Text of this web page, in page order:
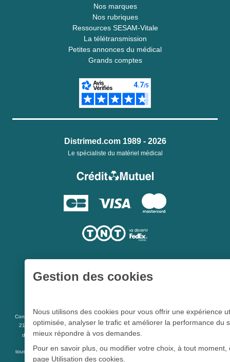
Nos marques
Nos rubriques
Ressources SESAM-Vitale
La télétransmission
Petites annonces du médical
Grands comptes
Distrimed.com 1989 - 2026
Le spécialiste du matériel médical
Conformément aux articles L 5213-3 du code de la santé publique et à l’arrêté du
21 décembre 2012 fixant la liste des dispositifs médicaux qui peuvent faire l’objet
d’une publicité auprès du public, et à l'articleR 5213-1
tous les dispositifs médicaux présents sur ce site peuvent faire l'objet d'une publicité
destinée au public.
Gestion des cookies
Nous utilisons des cookies pour vous offrir une expérience
optimisée, analyser le trafic et améliorer la performance du
mieux répondre à vos demandes.
Pour en savoir plus, ou modifier votre choix, à tout moment,
page Utilisation des cookies